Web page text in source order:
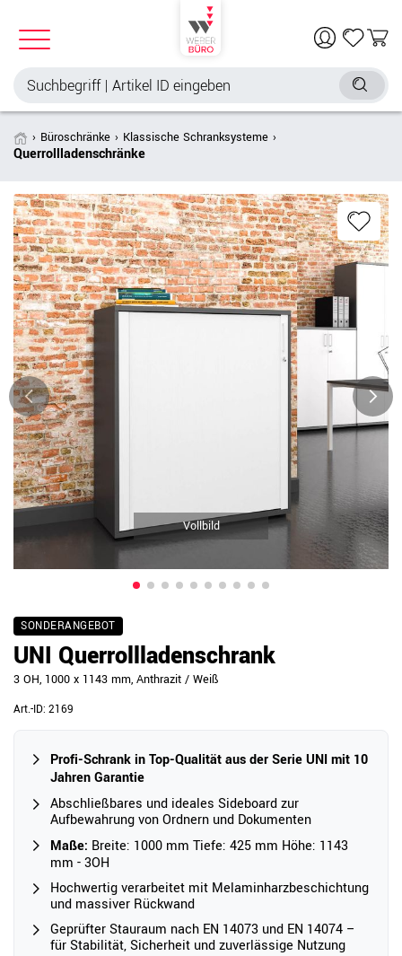
Büroschränke Klassische Schranksysteme
Querrollladenschränke
Vollbild
SONDERANGEBOT
UNI Querrollladenschrank
3 OH, 1000 x 1143 mm, Anthrazit / Weiß
Art.-ID: 2169
Profi-Schrank in Top-Qualität aus der Serie UNI mit 10
Jahren Garantie
Abschließbares und ideales Sideboard zur
Aufbewahrung von Ordnern und Dokumenten
Maße: Breite: 1000 mm Tiefe: 425 mm Höhe: 1143
mm - 3OH
Hochwertig verarbeitet mit Melaminharzbeschichtung
und massiver Rückwand
Geprüfter Stauraum nach EN 14073 und EN 14074 –
für Stabilität, Sicherheit und zuverlässige Nutzung